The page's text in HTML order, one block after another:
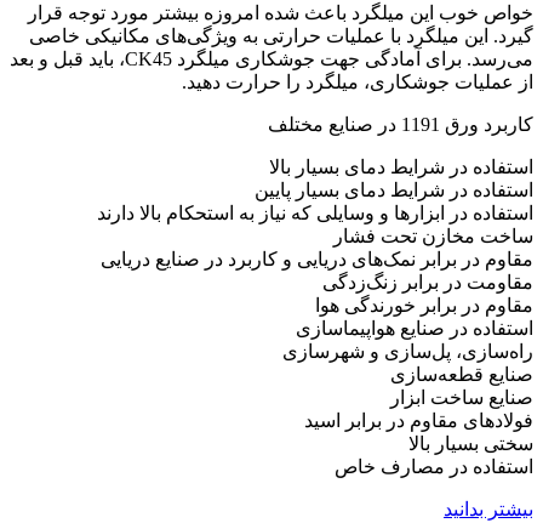
خواص خوب این میلگرد باعث شده امروزه بیشتر مورد توجه قرار
گیرد. این میلگرد با عملیات حرارتی به ویژگی‌های مکانیکی خاصی
می‌رسد. برای آمادگی جهت جوشکاری میلگرد CK45، باید قبل و بعد
از عملیات جوشکاری، میلگرد را حرارت دهید.
کاربرد ورق 1191 در صنایع مختلف
استفاده در شرایط دمای بسیار بالا
استفاده در شرایط دمای بسیار پایین
استفاده در ابزارها و وسایلی که نیاز به استحکام بالا دارند
ساخت مخازن تحت فشار
مقاوم در برابر نمک‌های دریایی و کاربرد در صنایع دریایی
مقاومت در برابر زنگ‌زدگی
مقاوم در برابر خورندگی هوا
استفاده در صنایع هواپیماسازی
راه‌سازی، پل‌سازی و شهرسازی
صنایع قطعه‌سازی
صنایع ساخت ابزار
فولادهای مقاوم در برابر اسید
سختی بسیار بالا
استفاده در مصارف خاص
بیشتر بدانید